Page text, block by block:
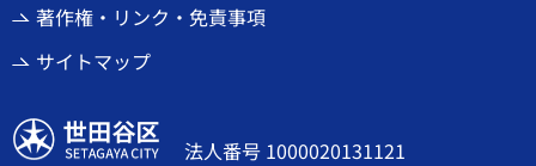
著作権・リンク・免責事項
サイトマップ
世田谷区
法人番号 1000020131121